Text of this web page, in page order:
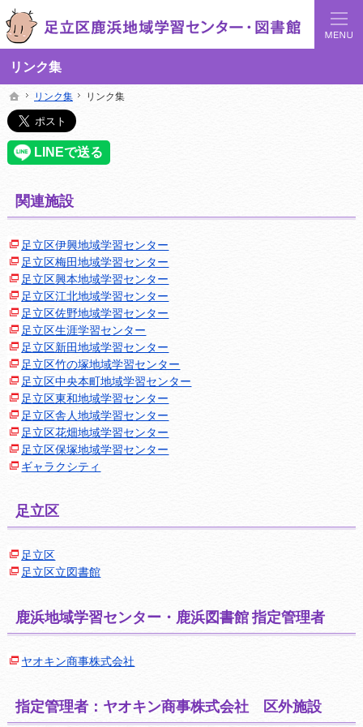
リンク集
足立区鹿浜地域学習センターでは地域の講座や施設をご案内しています。
足立区鹿浜地域学習センターや図書館の総合案内サイト
ホーム
リンク集 リンク集
関連施設
足立区伊興地域学習センター
足立区梅田地域学習センター
足立区興本地域学習センター
足立区江北地域学習センター
足立区佐野地域学習センター
足立区生涯学習センター
足立区新田地域学習センター
足立区竹の塚地域学習センター
足立区中央本町地域学習センター
足立区東和地域学習センター
足立区舎人地域学習センター
足立区花畑地域学習センター
足立区保塚地域学習センター
ギャラクシティ
足立区
足立区
足立区立図書館
鹿浜地域学習センター・鹿浜図書館 指定管理者
ヤオキン商事株式会社
指定管理者：ヤオキン商事株式会社 区外施設
ホーム
リンク集 リンク集